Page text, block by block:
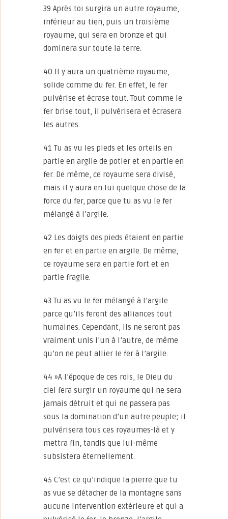
39 Après toi surgira un autre royaume,
inférieur au tien, puis un troisième
royaume, qui sera en bronze et qui
dominera sur toute la terre.
40 Il y aura un quatrième royaume,
solide comme du fer. En effet, le fer
pulvérise et écrase tout. Tout comme le
fer brise tout, il pulvérisera et écrasera
les autres.
41 Tu as vu les pieds et les orteils en
partie en argile de potier et en partie en
fer. De même, ce royaume sera divisé,
mais il y aura en lui quelque chose de la
force du fer, parce que tu as vu le fer
mélangé à l’argile.
42 Les doigts des pieds étaient en partie
en fer et en partie en argile. De même,
ce royaume sera en partie fort et en
partie fragile.
43 Tu as vu le fer mélangé à l’argile
parce qu’ils feront des alliances tout
humaines. Cependant, ils ne seront pas
vraiment unis l’un à l’autre, de même
qu’on ne peut allier le fer à l’argile.
44 »A l’époque de ces rois, le Dieu du
ciel fera surgir un royaume qui ne sera
jamais détruit et qui ne passera pas
sous la domination d’un autre peuple; il
pulvérisera tous ces royaumes-là et y
mettra fin, tandis que lui-même
subsistera éternellement.
45 C’est ce qu’indique la pierre que tu
as vue se détacher de la montagne sans
aucune intervention extérieure et qui a